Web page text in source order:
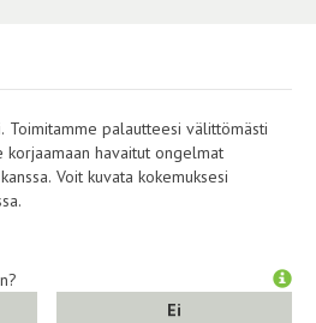
Toimitamme palautteesi välittömästi
ongelmat
Voit kuvata kokemuksesi
Ei